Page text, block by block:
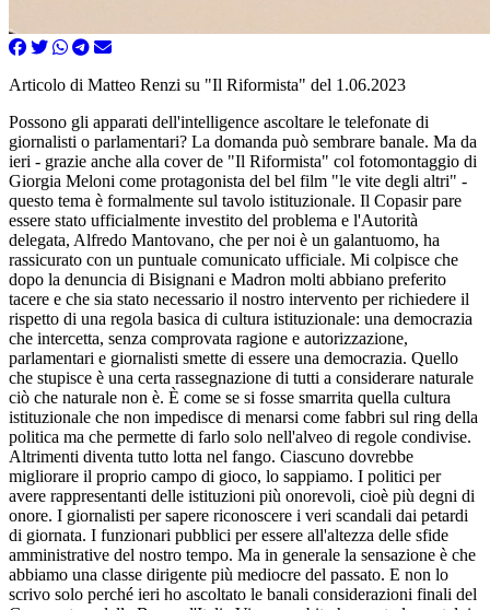
Articolo di Matteo Renzi su "Il Riformista" del 1.06.2023
Possono gli apparati dell'intelligence ascoltare le telefonate di
giornalisti o parlamentari? La domanda può sembrare banale. Ma da
ieri - grazie anche alla cover de "Il Riformista" col fotomontaggio di
Giorgia Meloni come protagonista del bel film "le vite degli altri" -
questo tema è formalmente sul tavolo istituzionale. Il Copasir pare
essere stato ufficialmente investito del problema e l'Autorità
delegata, Alfredo Mantovano, che per noi è un galantuomo, ha
rassicurato con un puntuale comunicato ufficiale. Mi colpisce che
dopo la denuncia di Bisignani e Madron molti abbiano preferito
tacere e che sia stato necessario il nostro intervento per richiedere il
rispetto di una regola basica di cultura istituzionale: una democrazia
che intercetta, senza comprovata ragione e autorizzazione,
parlamentari e giornalisti smette di essere una democrazia. Quello
che stupisce è una certa rassegnazione di tutti a considerare naturale
ciò che naturale non è. È come se si fosse smarrita quella cultura
istituzionale che non impedisce di menarsi come fabbri sul ring della
politica ma che permette di farlo solo nell'alveo di regole condivise.
Altrimenti diventa tutto lotta nel fango. Ciascuno dovrebbe
migliorare il proprio campo di gioco, lo sappiamo. I politici per
avere rappresentanti delle istituzioni più onorevoli, cioè più degni di
onore. I giornalisti per sapere riconoscere i veri scandali dai petardi
di giornata. I funzionari pubblici per essere all'altezza delle sfide
amministrative del nostro tempo. Ma in generale la sensazione è che
abbiamo una classe dirigente più mediocre del passato. E non lo
scrivo solo perché ieri ho ascoltato le banali considerazioni finali del